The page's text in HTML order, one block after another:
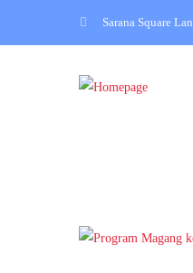
Sarana Square